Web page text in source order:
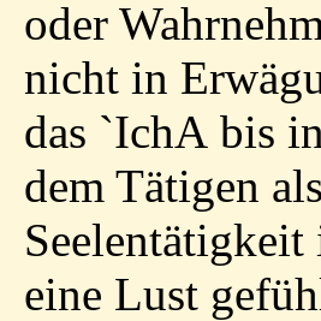
oder
nicht in
das `IchA bis
dem Tätigen als
eine Lust